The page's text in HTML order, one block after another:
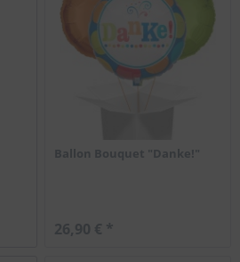
Ballon Bouquet "Danke!"
26,90 € *